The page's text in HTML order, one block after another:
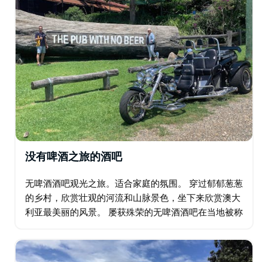
没有啤酒之旅的酒吧
无啤酒酒吧观光之旅。适合家庭的氛围。 穿过郁郁葱葱
的乡村，欣赏壮观的河流和山脉景色，坐下来欣赏澳大
利亚最美丽的风景。 屡获殊荣的无啤酒酒吧在当地被称
杯并了解当地丛林历史的独特场所。…